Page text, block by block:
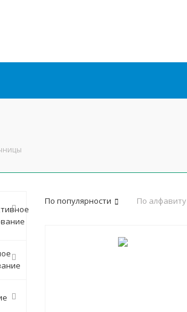
По популярности По алфавиту